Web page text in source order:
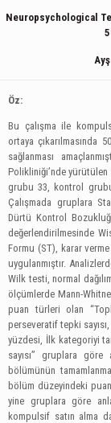
Neuropsychological
Öz:
Bu çalışma ile
ortaya çıkarılmasında
sağlanması
Polikliniği’nde yürütülen
grubu 33, kontrol grubu
Çalışmada gruplara
Dürtü Kontrol
değerlendirilmesinde
Formu (ST), karar
uygulanmıştır.
Wilk testi, normal
ölçümlerde Mann-
puan türleri olan
perseveratif tepki
yüzdesi, İlk kategoriyi
sayısı” gruplara
bölümünün
bölüm düzeyindeki
yine gruplara göre
kompulsif satın alma